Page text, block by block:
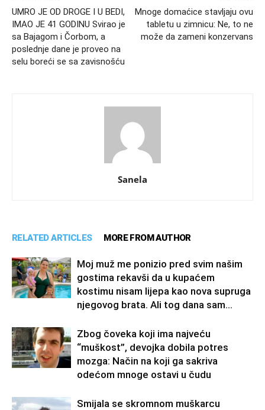
UMRO JE OD DROGE I U BEDI,
IMAO JE 41 GODINU Svirao je
sa Bajagom i Čorbom, a
poslednje dane je proveo na
selu boreći se sa zavisnošću
Mnoge domaćice stavljaju ovu
tabletu u zimnicu: Ne, to ne
može da zameni konzervans
Sanela
RELATED ARTICLES MORE FROM AUTHOR
Moj muž me ponizio pred svim našim
gostima rekavši da u kupaćem
kostimu nisam lijepa kao nova supruga
njegovog brata. Ali tog dana sam...
Zbog čoveka koji ima najveću
“muškost”, devojka dobila potres
mozga: Način na koji ga sakriva
odećom mnoge ostavi u čudu
Smijala se skromnom muškarcu